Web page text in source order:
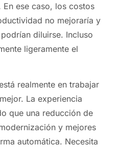
ese caso, los costos
no mejoraría y
diluirse. Incluso
ligeramente el
realmente en trabajar
La experiencia
que una reducción de
y mejores
automática. Necesita